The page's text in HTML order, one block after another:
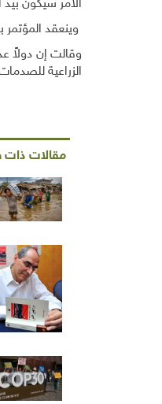
الأمر سيكون بيد
وينعقد المؤتمر
وقالت إن دولاً
الزراعية
مقالات ذات